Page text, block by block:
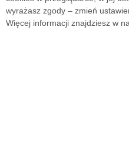
wyrażasz zgody – zmień
Więcej informacji znajdziesz w